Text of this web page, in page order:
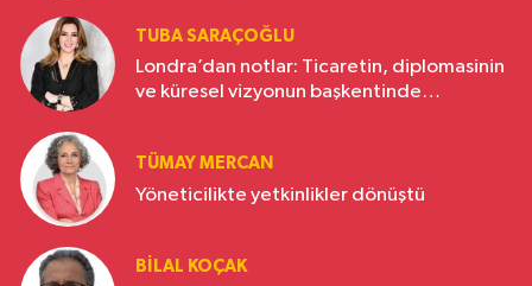
TUBA SARAÇOĞLU
Londra’dan notlar: Ticaretin, diplomasinin
ve küresel vizyonun başkentinde
TÜMAY MERCAN
Yöneticilikte yetkinlikler dönüştü
BILAL KOÇAK